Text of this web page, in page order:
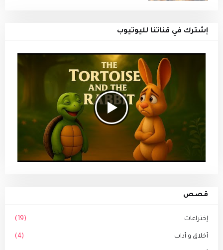
إشترك في قناتنا لليوتيوب
قصص
إختراعات (19)
أخلاق و أداب (4)